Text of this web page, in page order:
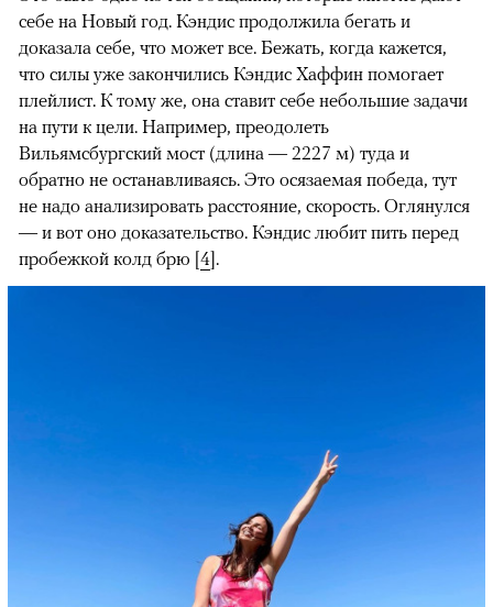
себе на Новый год. Кэндис продолжила бегать и
доказала себе, что может все. Бежать, когда кажется,
что силы уже закончились Кэндис Хаффин помогает
плейлист. К тому же, она ставит себе небольшие задачи
на пути к цели. Например, преодолеть
Вильямсбургский мост (длина — 2227 м) туда и
обратно не останавливаясь. Это осязаемая победа, тут
не надо анализировать расстояние, скорость. Оглянулся
— и вот оно доказательство. Кэндис любит пить перед
пробежкой колд брю [4].